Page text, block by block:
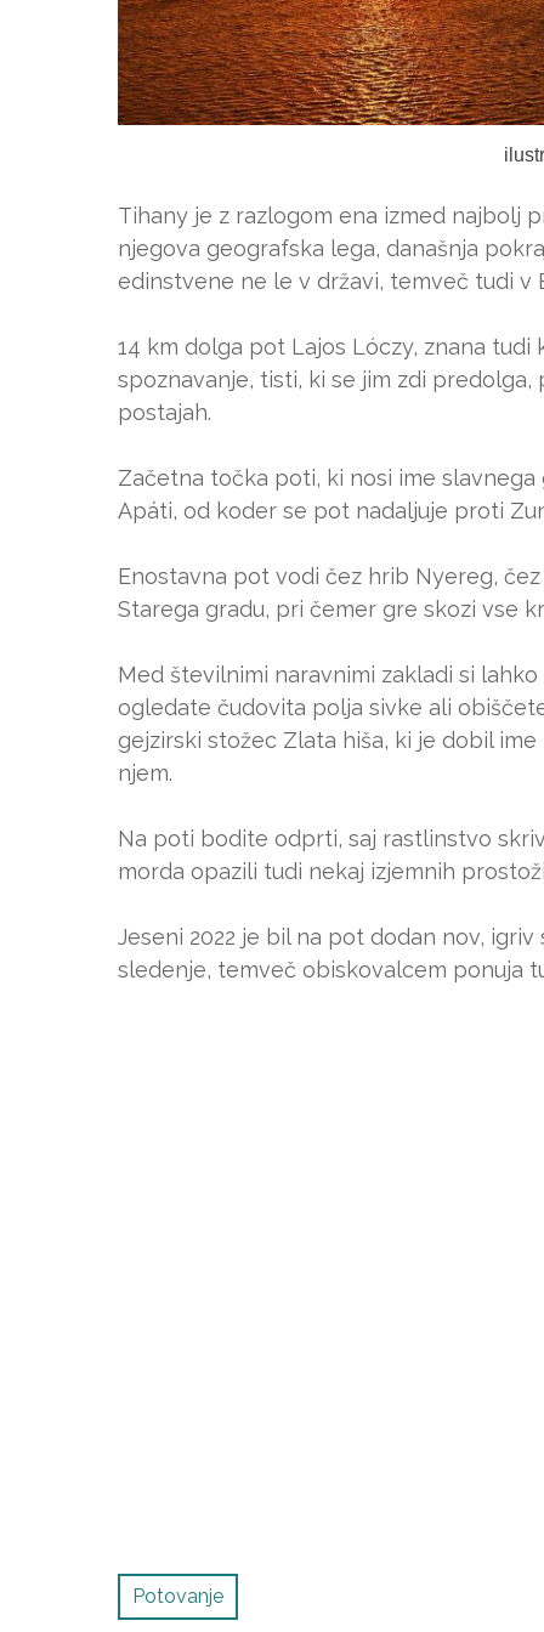
Tihany je z razlogom ena izmed najbolj
njegova geografska lega, današnja
edinstvene ne le v državi, temveč tudi v
14 km dolga pot Lajos Lóczy, znana
spoznavanje, tisti, ki se jim zdi
postajah.
Začetna točka poti, ki nosi ime
Apáti, od koder se pot nadaljuje proti
Enostavna pot vodi čez hrib Nyereg,
Starega gradu, pri čemer gre skozi vse
Med številnimi naravnimi zakladi si
ogledate čudovita polja sivke ali
gejzirski stožec Zlata hiša, ki je dobil
njem.
Na poti bodite odprti, saj rastlinstvo
morda opazili tudi nekaj izjemnih
Jeseni 2022 je bil na pot dodan nov,
sledenje, temveč obiskovalcem ponuja
Potovanje